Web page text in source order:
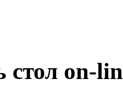
стол on-